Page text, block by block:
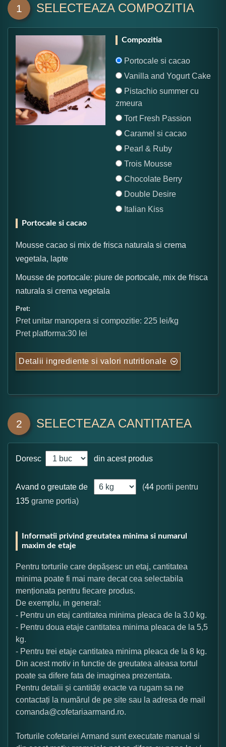
1 SELECTEAZA COMPOZITIA
Compozitia
Portocale si cacao
Vanilla and Yogurt Cake
Pistachio summer cu
zmeura
Tort Fresh Passion
Caramel si cacao
Pearl & Ruby
Trois Mousse
Chocolate Berry
Double Desire
Italian Kiss
Portocale si cacao
Mousse cacao si mix de frisca naturala si crema
vegetala, lapte
Mousse de portocale: piure de portocale, mix de frisca
naturala si crema vegetala
Pret:
Pret unitar manopera si compozitie: 225 lei/kg
Pret platforma:30 lei
Detalii ingrediente si valori nutritionale
2 SELECTEAZA CANTITATEA
Doresc din acest produs
Avand o greutate de (44 portii pentru
135 grame portia)
Informatii privind greutatea minima si numarul
maxim de etaje
Pentru torturile care depășesc un etaj, cantitatea
minima poate fi mai mare decat cea selectabila
menționata pentru fiecare produs.
De exemplu, in general:
- Pentru un etaj cantitatea minima pleaca de la 3.0 kg.
- Pentru doua etaje cantitatea minima pleaca de la 5,5
kg.
- Pentru trei etaje cantitatea minima pleaca de la 8 kg.
Din acest motiv in functie de greutatea aleasa tortul
poate sa difere fata de imaginea prezentata.
Pentru detalii și cantități exacte va rugam sa ne
contactați la numărul de pe site sau la adresa de mail
comanda@cofetariaarmand.ro.
Torturile cofetariei Armand sunt executate manual si